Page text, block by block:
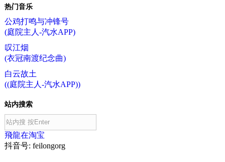
热门音乐
公鸡打鸣与冲锋号
(庭院主人-汽水APP)
叹江烟
(衣冠南渡纪念曲)
白云故土
((庭院主人-汽水APP))
站内搜索
飛龍在淘宝
抖音号: feilongorg